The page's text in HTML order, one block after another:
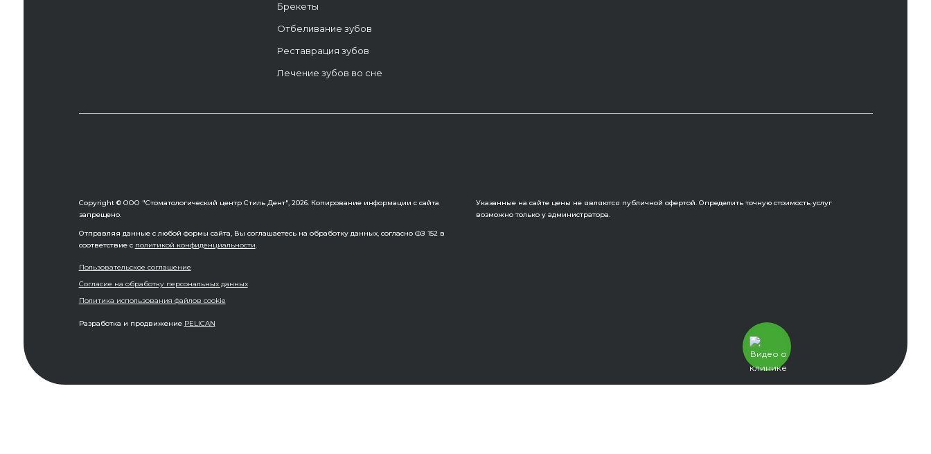
Брекеты
Отбеливание зубов
Реставрация зубов
Лечение зубов во сне
Copyright © ООО "Стоматологический центр Стиль Дент", 2026. Копирование информации с сайта
запрещено.
Отправляя данные с любой формы сайта, Вы соглашаетесь на обработку данных, согласно ФЗ 152 в
соответствие с политикой конфиденциальности.
Пользовательское соглашение
Согласие на обработку персональных данных
Политика использования файлов cookie
Разработка и продвижение PELICAN
Указанные на сайте цены не являются публичной офертой. Определить точную стоимость услуг
возможно только у администратора.